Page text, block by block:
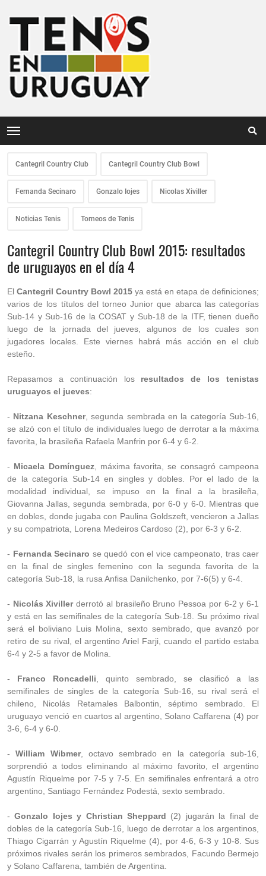
Cantegril Country Club Cantegril Country Club Bowl
Fernanda Secinaro Gonzalo Iojes Nicolas Xiviller
Noticias Tenis Torneos de Tenis
Cantegril Country Club Bowl 2015: resultados
de uruguayos en el día 4
El Cantegril Country Bowl 2015 ya está en etapa de definiciones;
varios de los títulos del torneo Junior que abarca las categorías
Sub-14 y Sub-16 de la COSAT y Sub-18 de la ITF, tienen dueño
luego de la jornada del jueves, algunos de los cuales son
jugadores locales. Este viernes habrá más acción en el club
esteño.
Repasamos a continuación los resultados de los tenistas
uruguayos el jueves:
- Nitzana Keschner, segunda sembrada en la categoría Sub-16,
se alzó con el título de individuales luego de derrotar a la máxima
favorita, la brasileña Rafaela Manfrin por 6-4 y 6-2.
- Micaela Domínguez, máxima favorita, se consagró campeona
de la categoría Sub-14 en singles y dobles. Por el lado de la
modalidad individual, se impuso en la final a la brasileña,
Giovanna Jallas, segunda sembrada, por 6-0 y 6-0. Mientras que
en dobles, donde jugaba con Paulina Goldszeft, vencieron a Jallas
y su compatriota, Lorena Medeiros Cardoso (2), por 6-3 y 6-2.
- Fernanda Secinaro se quedó con el vice campeonato, tras caer
en la final de singles femenino con la segunda favorita de la
categoría Sub-18, la rusa Anfisa Danilchenko, por 7-6(5) y 6-4.
- Nicolás Xivillerderrotó al brasileño Bruno Pessoa por 6-2 y 6-1
y está en las semifinales de la categoría Sub-18. Su próximo rival
será el boliviano Luis Molina, sexto sembrado, que avanzó por
retiro de su rival, el argentino Ariel Farji, cuando el partido estaba
6-4 y 2-5 a favor de Molina.
- Franco Roncadelli , quinto sembrado, se clasificó a las
semifinales de singles de la categoría Sub-16, su rival será el
chileno, Nicolás Retamales Balbontin, séptimo sembrado. El
uruguayo venció en cuartos al argentino, Solano Caffarena (4) por
3-6, 6-4 y 6-0.
-William Wibmer, octavo sembrado en la categoría sub-16,
sorprendió a todos eliminando al máximo favorito, el argentino
Agustín Riquelme por 7-5 y 7-5. En semifinales enfrentará a otro
argentino, Santiago Fernández Podestá, sexto sembrado.
-Gonzalo Iojes y Christian Sheppard (2) jugarán la final de
dobles de la categoría Sub-16, luego de derrotar a los argentinos,
Thiago Cigarrán y Agustín Riquelme (4), por 4-6, 6-3 y 10-8. Sus
próximos rivales serán los primeros sembrados, Facundo Bermejo
y Solano Caffarena, también de Argentina.